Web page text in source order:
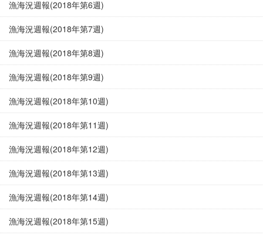
漁海況週報(2018年第6週)
漁海況週報(2018年第7週)
漁海況週報(2018年第8週)
漁海況週報(2018年第9週)
漁海況週報(2018年第10週)
漁海況週報(2018年第11週)
漁海況週報(2018年第12週)
漁海況週報(2018年第13週)
漁海況週報(2018年第14週)
漁海況週報(2018年第15週)